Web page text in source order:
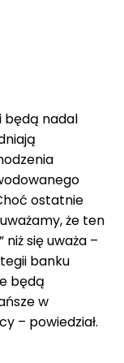
będą nadal
ostatnie
że ten
się uważa –
banku
będą
w
– powiedział.